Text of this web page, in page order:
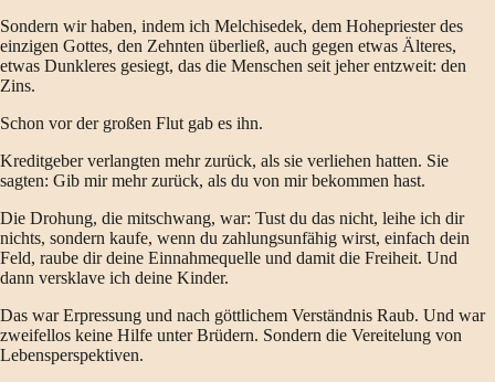
Sondern wir haben, indem ich Melchisedek, dem Hohepriester des
einzigen Gottes, den Zehnten überließ, auch gegen etwas Älteres,
etwas Dunkleres gesiegt, das die Menschen seit jeher entzweit: den
Zins.
Schon vor der großen Flut gab es ihn.
Kreditgeber verlangten mehr zurück, als sie verliehen hatten. Sie
sagten: Gib mir mehr zurück, als du von mir bekommen hast.
Die Drohung, die mitschwang, war: Tust du das nicht, leihe ich dir
nichts, sondern kaufe, wenn du zahlungsunfähig wirst, einfach dein
Feld, raube dir deine Einnahmequelle und damit die Freiheit. Und
dann versklave ich deine Kinder.
Das war Erpressung und nach göttlichem Verständnis Raub. Und war
zweifellos keine Hilfe unter Brüdern. Sondern die Vereitelung von
Lebensperspektiven.